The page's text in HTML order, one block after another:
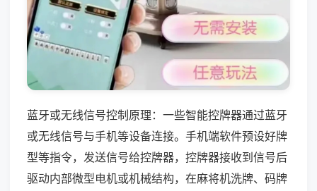
蓝牙或无线信号控制原理：一些智能控牌器通过蓝牙
或无线信号与手机等设备连接。手机端软件预设好牌
型等指令，发送信号给控牌器，控牌器接收到信号后
驱动内部微型电机或机械结构，在麻将机洗牌、码牌